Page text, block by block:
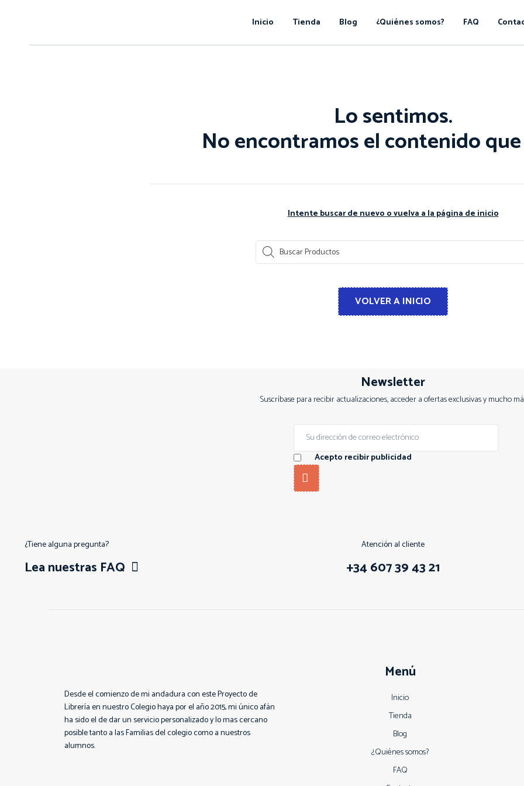
Inicio Tienda Blog ¿Quiénes somos? FAQ
Lo sentimos.
No encontramos el contenido
Intente buscar de nuevo o vuelva a la página deinicio
VOLVER A INICIO
Newsletter
Suscríbase para recibir actualizaciones, acceder a ofertas exclusivas y mucho
Acepto recibir publicidad
¿Tiene alguna pregunta?
Lea nuestras FAQ
Atención al cliente
+34 607 39 43 21
Desde el comienzo de mi andadura con este Proyecto de
Librería en nuestro Colegio haya por el año 2015, mi único afán
ha sido el de dar un servicio personalizado y lo mas cercano
posible tanto a las Familias del colegio como a nuestros
alumnos.
Menú
Inicio
Tienda
Blog
¿Quiénes somos?
FAQ